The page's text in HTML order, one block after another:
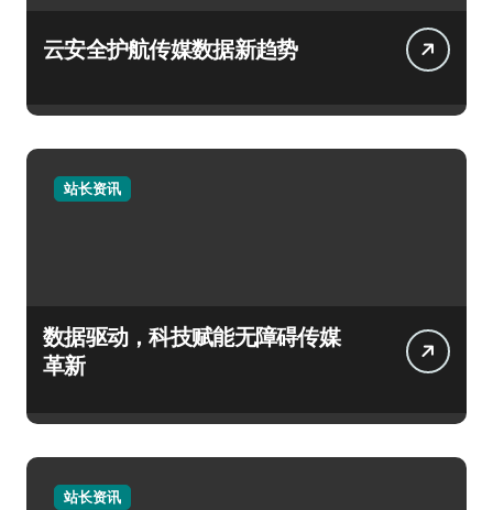
云安全护航传媒数据新趋势
站长资讯
数据驱动，科技赋能无障碍传媒
革新
站长资讯